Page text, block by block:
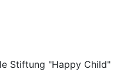
Stiftung "Happy Child"